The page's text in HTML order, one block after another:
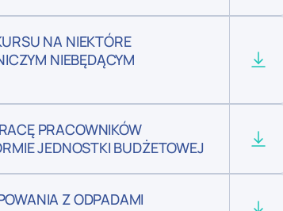
NA NIEKTÓRE
NIEBĘDĄCYM
PRACOWNIKÓW
JEDNOSTKI BUDŻETOWEJ
Z ODPADAMI